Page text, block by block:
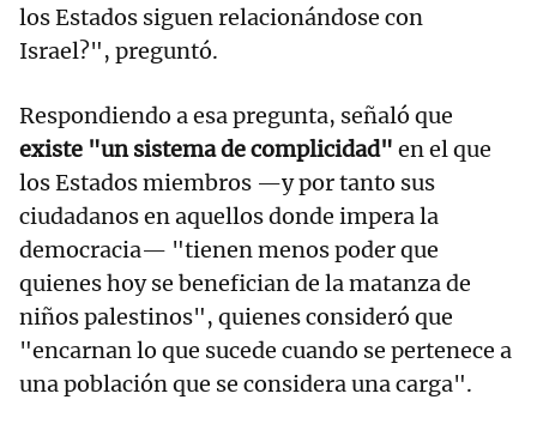
los Estados siguen relacionándose con
Israel?", preguntó.
Respondiendo a esa pregunta, señaló que
existe "un sistema de complicidad" en el que
los Estados miembros —y por tanto sus
ciudadanos en aquellos donde impera la
democracia— "tienen menos poder que
quienes hoy se benefician de la matanza de
niños palestinos", quienes consideró que
"encarnan lo que sucede cuando se pertenece a
una población que se considera una carga".